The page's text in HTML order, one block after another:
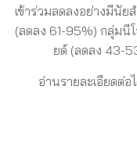
เข้าร่วมลดลงอย่างมีนัย
(ลดลง 61-95%) กลุ่มนี
ยด์ (ลดลง 43-
อ่านรายละเอียดต่อ